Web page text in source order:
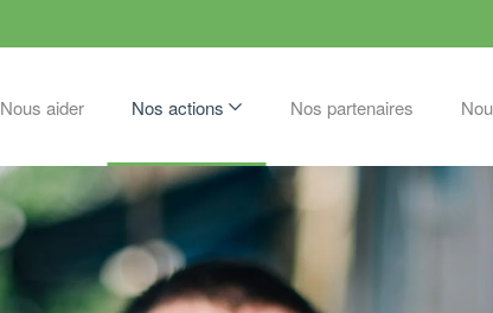
Nous aider Nos actions Nos partenaires